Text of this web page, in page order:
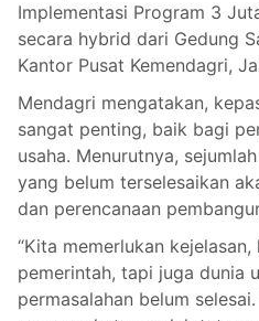
Implementasi Program 3
secara hybrid dari Gedung
Kantor Pusat Kemendagri,
Mendagri mengatakan,
sangat penting, baik bagi
usaha. Menurutnya,
yang belum terselesaikan
dan perencanaan
“Kita memerlukan
pemerintah, tapi juga dunia
permasalahan belum